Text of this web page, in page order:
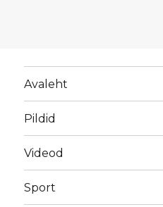
Avaleht
Pildid
Videod
Sport